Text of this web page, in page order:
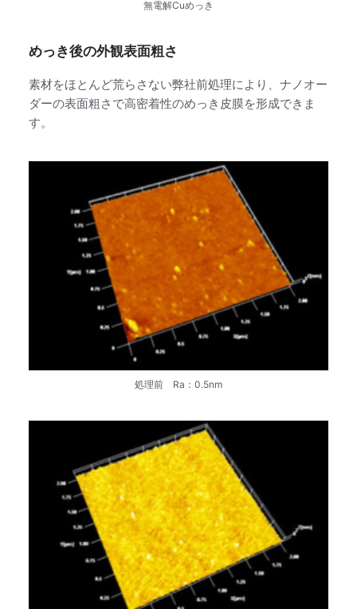
無電解Cuめっき
めっき後の外観表面粗さ
素材をほとんど荒らさない弊社前処理により、ナノオー
ダーの表面粗さで高密着性のめっき皮膜を形成できま
す。
処理前 Ra：0.5nm